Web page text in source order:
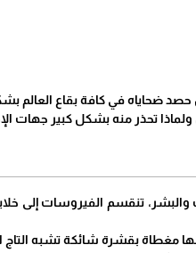
حصد ضحاياه في كافة بقاع العالم
تحذر منه بشكل كبير جهات
تنقسم الفيروسات إلى